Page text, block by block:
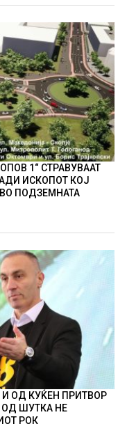
1“ СТРАВУВААТ
ИСКОПОТ КОЈ
ВО ПОДЗЕМНАТА
И ОД КУЌЕН ПРИТВОР
ОД ШУТКА НЕ
РОК